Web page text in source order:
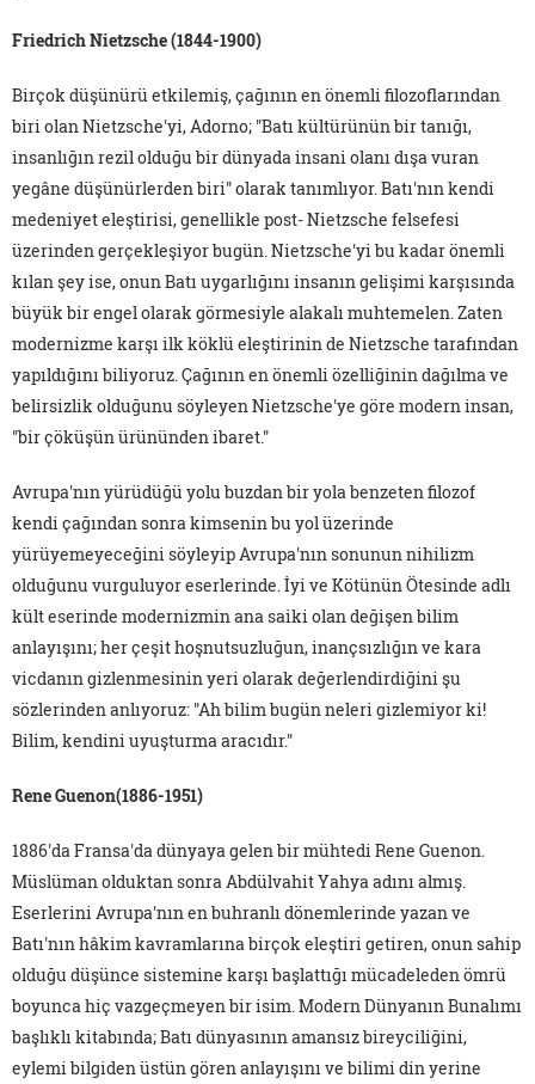
Friedrich Nietzsche (1844-1900)
Birçok düşünürü etkilemiş, çağının en önemli filozoflarından
biri olan Nietzsche'yi, Adorno; "Batı kültürünün bir tanığı,
insanlığın rezil olduğu bir dünyada insani olanı dışa vuran
yegâne düşünürlerden biri" olarak tanımlıyor. Batı'nın kendi
medeniyet eleştirisi, genellikle post- Nietzsche felsefesi
üzerinden gerçekleşiyor bugün. Nietzsche'yi bu kadar önemli
kılan şey ise, onun Batı uygarlığını insanın gelişimi karşısında
büyük bir engel olarak görmesiyle alakalı muhtemelen. Zaten
modernizme karşı ilk köklü eleştirinin de Nietzsche tarafından
yapıldığını biliyoruz. Çağının en önemli özelliğinin dağılma ve
belirsizlik olduğunu söyleyen Nietzsche'ye göre modern insan,
"bir çöküşün ürününden ibaret."
Avrupa'nın yürüdüğü yolu buzdan bir yola benzeten filozof
kendi çağından sonra kimsenin bu yol üzerinde
yürüyemeyeceğini söyleyip Avrupa'nın sonunun nihilizm
olduğunu vurguluyor eserlerinde. İyi ve Kötünün Ötesinde adlı
kült eserinde modernizmin ana saiki olan değişen bilim
anlayışını; her çeşit hoşnutsuzluğun, inançsızlığın ve kara
vicdanın gizlenmesinin yeri olarak değerlendirdiğini şu
sözlerinden anlıyoruz: "Ah bilim bugün neleri gizlemiyor ki!
Bilim, kendini uyuşturma aracıdır."
Rene Guenon(1886-1951)
1886'da Fransa'da dünyaya gelen bir mühtedi Rene Guenon.
Müslüman olduktan sonra Abdülvahit Yahya adını almış.
Eserlerini Avrupa'nın en buhranlı dönemlerinde yazan ve
Batı'nın hâkim kavramlarına birçok eleştiri getiren, onun sahip
olduğu düşünce sistemine karşı başlattığı mücadeleden ömrü
boyunca hiç vazgeçmeyen bir isim. Modern Dünyanın Bunalımı
başlıklı kitabında; Batı dünyasının amansız bireyciliğini,
eylemi bilgiden üstün gören anlayışını ve bilimi din yerine